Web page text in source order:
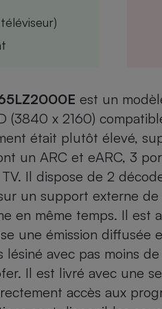
est un
(3840 x 2160)
était plutôt élevé,
un ARC et eARC, 3
Il dispose de 2
un support externe
en même temps. Il est
une émission diffusée
lésiné avec pas moins
Il est livré avec une
accès aux
Champagne
bouteille de
Assurance emprunteur
Banque en
Lave-linge
Internet
Téléviseur
Matelas
Mutuelle
Antimoustique